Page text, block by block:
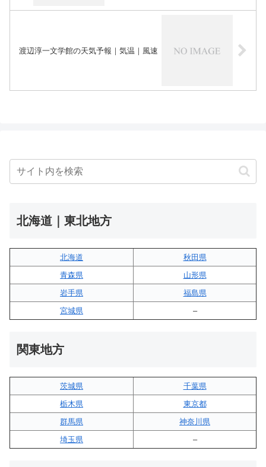
渡辺淳一文学館の天気予報｜気温｜風速
北海道｜東北地方
北海道
秋田県
青森県
山形県
岩手県
福島県
宮城県
–
関東地方
茨城県
千葉県
栃木県
東京都
群馬県
神奈川県
埼玉県
–